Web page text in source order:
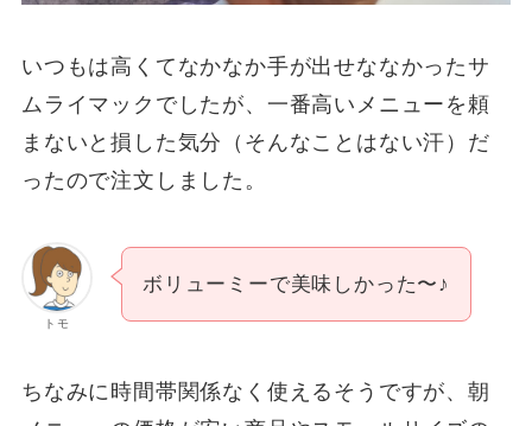
いつもは高くてなかなか手が出せななかったサ
ムライマックでしたが、一番高いメニューを頼
まないと損した気分（そんなことはない汗）だ
ったので注文しました。
トモ
ボリューミーで美味しかった〜♪
ちなみに時間帯関係なく使えるそうですが、朝